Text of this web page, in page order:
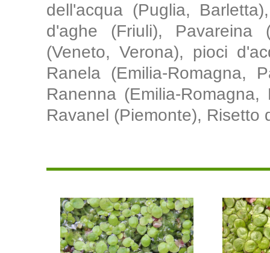
dell'acqua (Puglia,
d'aghe (Friuli), Pavareina
(Veneto, Verona), pioci
Ranela (Emilia-Romagna,
Ranenna (Emilia-
Ravanel (Piemonte), Risetto